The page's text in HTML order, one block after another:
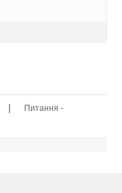
|
Питання -